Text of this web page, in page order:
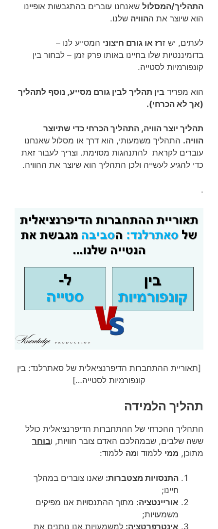
התהליך/המסלול שאנחנו עוברים בהתגבשות אופיינו
הוא שיוצר את ההוויה שלנו.
לעתים, יש זרז או גורם חיצוני המסייע לנו –
בדומיננטיות שלו בחיינו באותו פרק זמן – לבחור בין
קונפורמיות לסטייה.
הוא מפריד בין תהליך לבין גורם מסייע, נוסף לתהליך
(אך לא הכרחי).
תהליך יוצר הוויה, התהליך הכרחי כדי שתיוצר
הוויה. התהליך משמעותי, הוא דרך או מסלול שאנחנו
עוברים לקראת להתנהגות מסוימת. וצריך לעבור זאת
כדי להגיע לעשייה ולכן התהליך הוא שיוצר את ההוויה.
.
[תאוריית ההתחברות הדיפרנציאלית של סאתרלנד: בין
קונפורמיות לסטייה…]
תהליך הלמידה
התהליך ההכרחי של ההתחברות הדיפרנציאלית כולל
ששה שלבים, שבמהלכם האדם צובר חוויות, ובוחר
מתוכן, ממי ללמוד ומה ללמוד:
התנסויות מצטברות: שאנו צוברים במהלך
חיינו;
אוריינטציה: מתוך ההתנסויות אנו מפיקים
משמעויות;
אִינְטֶרְפְּרֵטַצְיָה: למשמעויות אנו נותנים את